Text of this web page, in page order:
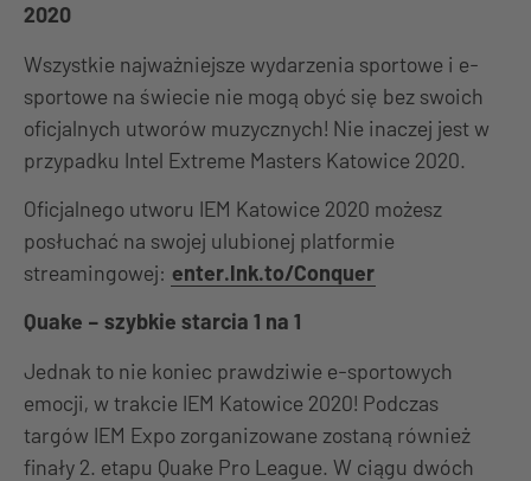
2020
Wszystkie najważniejsze wydarzenia sportowe i e-
sportowe na świecie nie mogą obyć się bez swoich
oficjalnych utworów muzycznych! Nie inaczej jest w
przypadku Intel Extreme Masters Katowice 2020.
Oficjalnego utworu IEM Katowice 2020 możesz
posłuchać na swojej ulubionej platformie
streamingowej: enter.lnk.to/Conquer
Quake – szybkie starcia 1 na 1
Jednak to nie koniec prawdziwie e-sportowych
emocji, w trakcie IEM Katowice 2020! Podczas
targów IEM Expo zorganizowane zostaną również
finały 2. etapu Quake Pro League. W ciągu dwóch